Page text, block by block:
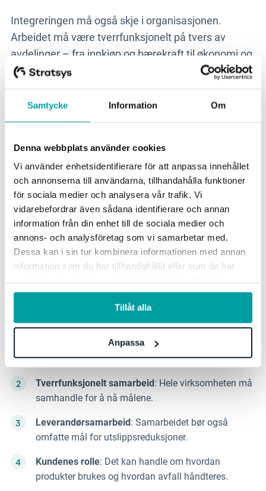
Samtycke Information Om
Denna webbplats använder cookies
Vi använder enhetsidentifierare för att anpassa innehållet
och annonserna till användarna, tillhandahålla funktioner
för sociala medier och analysera vår trafik. Vi
vidarebefordrar även sådana identifierare och annan
information från din enhet till de sociala medier och
annons- och analysföretag som vi samarbetar med.
Dessa kan i sin tur kombinera informationen med annan
information som du har tillhandahållit eller som de har
information, se vårintegritetspolicy.
Tillåt alla
Anpassa
Integreringen må også skje i organisasjonen.
Arbeidet må være tverrfunksjonelt på tvers av
avdelinger – fra innkjøp og bærekraft til økonomi og
markedsføring. Overgangen må også sikres
og driftskostnader.
strategi til handling
For å omsette klimatomstillingsplanen i praksis
kreves det en betydelig tilpasning av virksomhetens
organisasjon – fra ledelsen og hele veien gjennom
verdikjeden. Den reelle utfordringen er sjelden å
formulere et netto nullmål, men å bryte det ned til
Støtte fra ledelsen: Planen må integreres i styringen
på tvers av hele organisasjonen og inngå i
virksomhetens KPI-er.
Tverrfunksjonelt samarbeid : Hele virksomheten må
samhandle for å nå målene.
Leverandørsamarbeid : Samarbeidet bør også
omfatte mål for utslippsreduksjoner.
Kundenes rolle: Det kan handle om hvordan
produkter brukes og hvordan avfall håndteres.